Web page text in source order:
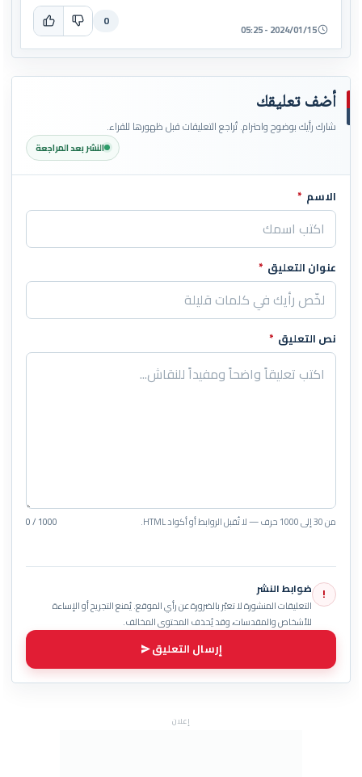
2024/01/15 - 05:25
0
أضف تعليقك
شارك رأيك بوضوح واحترام. تُراجع التعليقات قبل ظهورها للقراء.
النشر بعد المراجعة
اترك هذا الحقل فارغاً
الاسم *
عنوان التعليق *
نص التعليق *
من 30 إلى 1000 حرف — لا تُقبل الروابط أو أكواد HTML. 0 / 1000
! ضوابط النشر
التعليقات المنشورة لا تعبّر بالضرورة عن رأي الموقع. يُمنع التجريح أو الإساءة
للأشخاص والمقدسات، وقد يُحذف المحتوى المخالف.
إرسال التعليق
إعلان